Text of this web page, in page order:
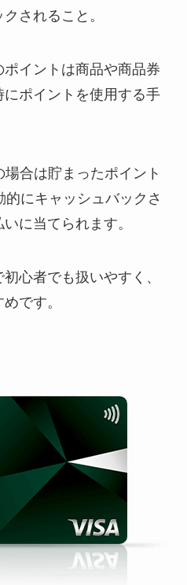
されること。
イントは商品や商品券
ポイントを使用する手
合は貯まったポイント
にキャッシュバックさ
に当てられます。
心者でも扱いやすく、
です。